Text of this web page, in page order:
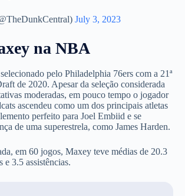
July 3, 2023
na NBA
pelo Philadelphia 76ers com a 21ª
de 2020. Apesar da seleção considerada
moderadas, em pouco tempo o jogador
ascendeu como um dos principais atletas
perfeito para Joel Embiid e se
de uma superestrela, como James Harden.
em 60 jogos, Maxey teve médias de 20.3
e 3.5 assistências.